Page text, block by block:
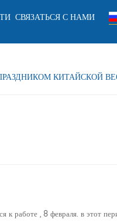
СВЯЗАТЬСЯ С НАМИ
КИТАЙСКОЙ
к работе , 8 февраля. в этот